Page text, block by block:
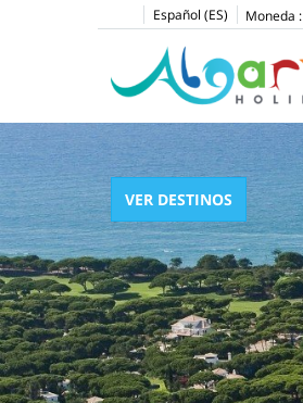
Español (ES) Moneda :
VER DESTINOS